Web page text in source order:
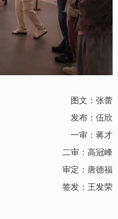
图文：张蕾
发布：伍欣
一审：蒋才
二审：高冠峰
审定：唐德福
签发：王发荣